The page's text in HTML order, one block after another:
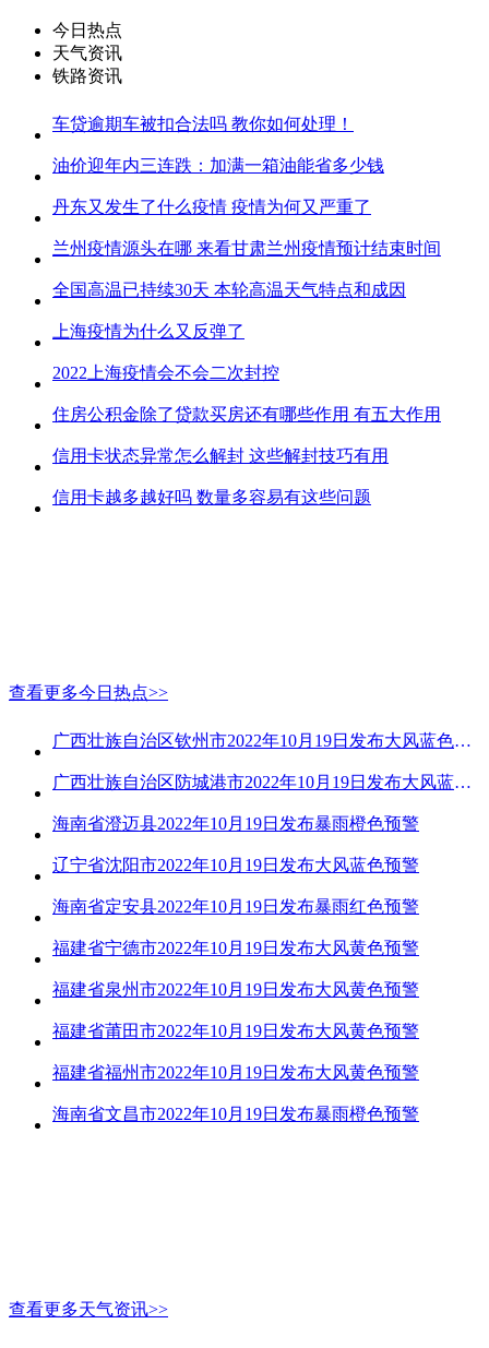
今日热点
天气资讯
铁路资讯
车贷逾期车被扣合法吗 教你如何处理！
油价迎年内三连跌：加满一箱油能省多少钱
丹东又发生了什么疫情 疫情为何又严重了
兰州疫情源头在哪 来看甘肃兰州疫情预计结束时间
全国高温已持续30天 本轮高温天气特点和成因
上海疫情为什么又反弹了
2022上海疫情会不会二次封控
住房公积金除了贷款买房还有哪些作用 有五大作用
信用卡状态异常怎么解封 这些解封技巧有用
信用卡越多越好吗 数量多容易有这些问题
查看更多今日热点>>
广西壮族自治区钦州市2022年10月19日发布大风蓝色预警
广西壮族自治区防城港市2022年10月19日发布大风蓝色预警
海南省澄迈县2022年10月19日发布暴雨橙色预警
辽宁省沈阳市2022年10月19日发布大风蓝色预警
海南省定安县2022年10月19日发布暴雨红色预警
福建省宁德市2022年10月19日发布大风黄色预警
福建省泉州市2022年10月19日发布大风黄色预警
福建省莆田市2022年10月19日发布大风黄色预警
福建省福州市2022年10月19日发布大风黄色预警
海南省文昌市2022年10月19日发布暴雨橙色预警
查看更多天气资讯>>